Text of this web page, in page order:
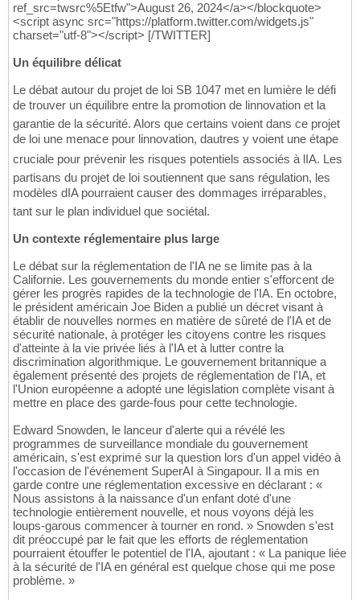
ref_src=twsrc%5Etfw">August 26, 2024</a></blockquote>
<script async src="https://platform.twitter.com/widgets.js"
charset="utf-8"></script> [/TWITTER]
Un équilibre délicat
Le débat autour du projet de loi SB 1047 met en lumière le défi
de trouver un équilibre entre la promotion de linnovation et la
garantie de la sécurité. Alors que certains voient dans ce projet
de loi une menace pour linnovation, dautres y voient une étape
cruciale pour prévenir les risques potentiels associés à lIA. Les
partisans du projet de loi soutiennent que sans régulation, les
modèles dIA pourraient causer des dommages irréparables,
tant sur le plan individuel que sociétal.
Un contexte réglementaire plus large
Le débat sur la réglementation de l'IA ne se limite pas à la
Californie. Les gouvernements du monde entier s'efforcent de
gérer les progrès rapides de la technologie de l'IA. En octobre,
le président américain Joe Biden a publié un décret visant à
établir de nouvelles normes en matière de sûreté de l'IA et de
sécurité nationale, à protéger les citoyens contre les risques
d'atteinte à la vie privée liés à l'IA et à lutter contre la
discrimination algorithmique. Le gouvernement britannique a
également présenté des projets de réglementation de l'IA, et
l'Union européenne a adopté une législation complète visant à
mettre en place des garde-fous pour cette technologie.
Edward Snowden, le lanceur d'alerte qui a révélé les
programmes de surveillance mondiale du gouvernement
américain, s'est exprimé sur la question lors d'un appel vidéo à
l'occasion de l'événement SuperAI à Singapour. Il a mis en
garde contre une réglementation excessive en déclarant : «
Nous assistons à la naissance d'un enfant doté d'une
technologie entièrement nouvelle, et nous voyons déjà les
loups-garous commencer à tourner en rond. » Snowden s'est
dit préoccupé par le fait que les efforts de réglementation
pourraient étouffer le potentiel de l'IA, ajoutant : « La panique liée
à la sécurité de l'IA en général est quelque chose qui me pose
problème. »